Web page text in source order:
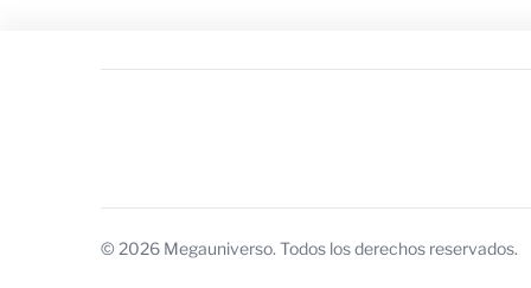
© 2026 Megauniverso. Todos los derechos reservados.